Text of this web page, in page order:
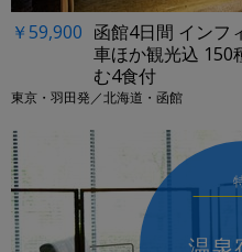
￥59,900 函館4日間 インフ
車ほか観光込 150
む4食付
東京・羽田発／北海道・函館